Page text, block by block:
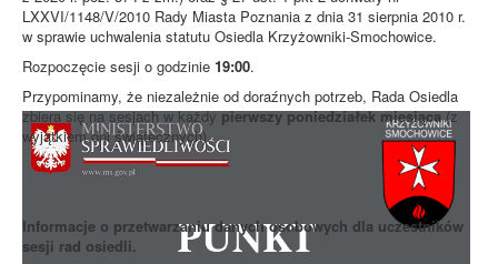
LXXVI/1148/V/2010 Rady Miasta Poznania z dnia 31 sierpnia 2010 r.
w sprawie uchwalenia statutu Osiedla Krzyżowniki-Smochowice.
Rozpoczęcie sesji o godzinie 19:00.
Przypominamy, że niezależnie od doraźnych potrzeb, Rada Osiedla
zbiera się na sesjach w każdypierwszy poniedziałek miesiąca(z
wyjątkiem dni świątecznych).
Informacje o przetwarzaniu danych osobowych dla uczestników
sesji rad osiedli.